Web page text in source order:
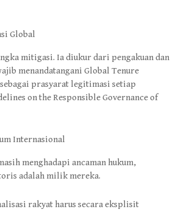
Global
mitigasi. Ia diukur dari pengakuan dan
menandatangani Global Tenure
prasyarat legitimasi setiap
on the Responsible Governance of
Internasional
menghadapi ancaman hukum,
adalah milik mereka.
rakyat harus secara eksplisit